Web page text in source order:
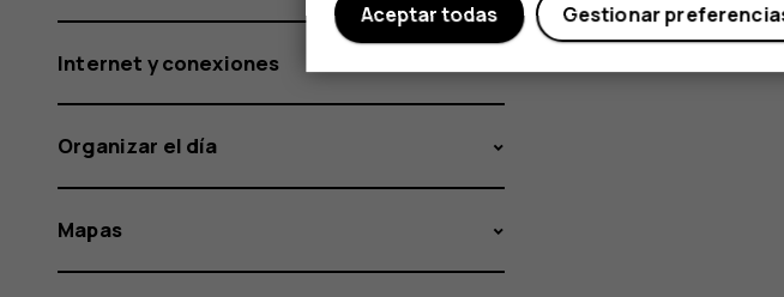
Internet y conexiones
Organizar el día
Mapas
Gestionar
Aceptar todas